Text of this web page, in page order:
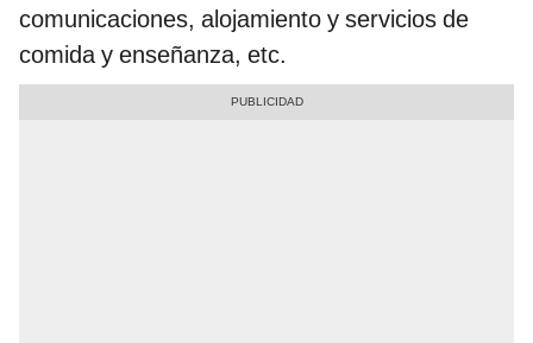
comunicaciones, alojamiento y servicios de
comida y enseñanza, etc.